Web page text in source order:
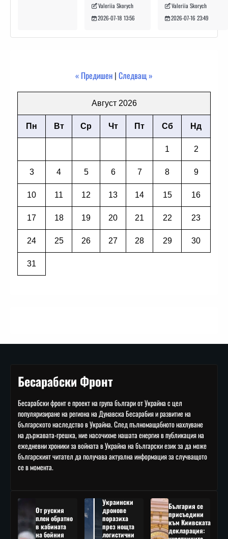
Valeriia Skorych
2026-07-18 13:56
Valeriia Skorych
2026-07-16 23:49
« Предишен | Следващ »
Август 2026
Пн Вт Ср Чт Пт Сб Нд
1 2
3 4 5 6 7 8 9
10 11 12 13 14 15 16
17 18 19 20 21 22 23
24 25 26 27 28 29 30
31
Бесарабски Фронт
Бесарабски фронт е проект на група българи от Украйна с цел
популяризиране на региона на Дунавска Бесарабия и развитие на
българското наследство в Украйна. След пълномащабното нахлуване
на държавата-грешка, ние насочихме нашата енергия в публикация на
ежедневни хроники за войната в Украйна на български език за да може
българският читател да получава актуална информация за случващото
се в момента.
От руския
плен обратно
в кабината
на бойния
Украински
дронове
поразиха
през нощта
логистични
България се
присъедини
към Киивската
декларация: